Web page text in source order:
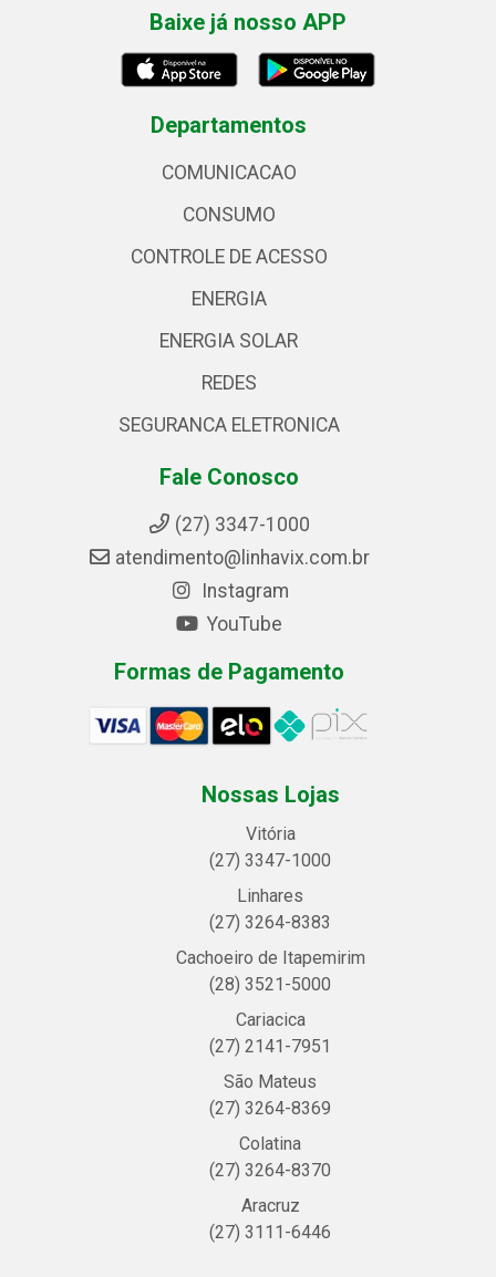
Baixe já nosso APP
Departamentos
COMUNICACAO
CONSUMO
CONTROLE DE ACESSO
ENERGIA
ENERGIA SOLAR
REDES
SEGURANCA ELETRONICA
Fale Conosco
(27) 3347-1000
atendimento@linhavix.com.br
Instagram
YouTube
Formas de Pagamento
Nossas Lojas
Vitória
(27) 3347-1000
Linhares
(27) 3264-8383
Cachoeiro de Itapemirim
(28) 3521-5000
Cariacica
(27) 2141-7951
São Mateus
(27) 3264-8369
Colatina
(27) 3264-8370
Aracruz
(27) 3111-6446